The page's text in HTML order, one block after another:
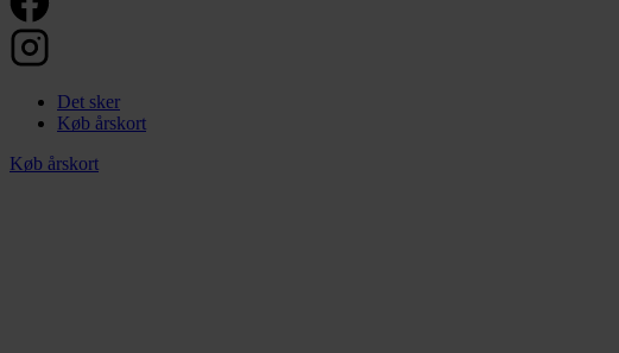
Det sker
Køb årskort
Køb årskort